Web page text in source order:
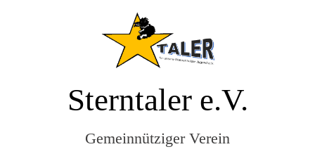
Sterntaler e.V.
Gemeinnütziger Verein